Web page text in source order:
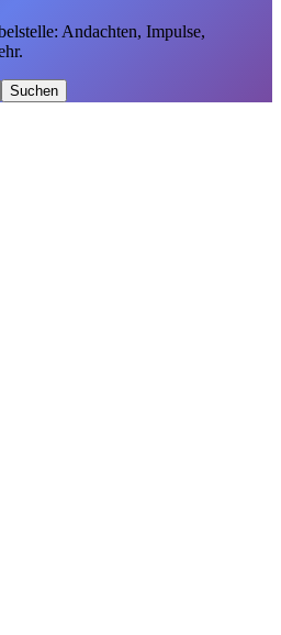
Andachten, Impulse,
Suchen